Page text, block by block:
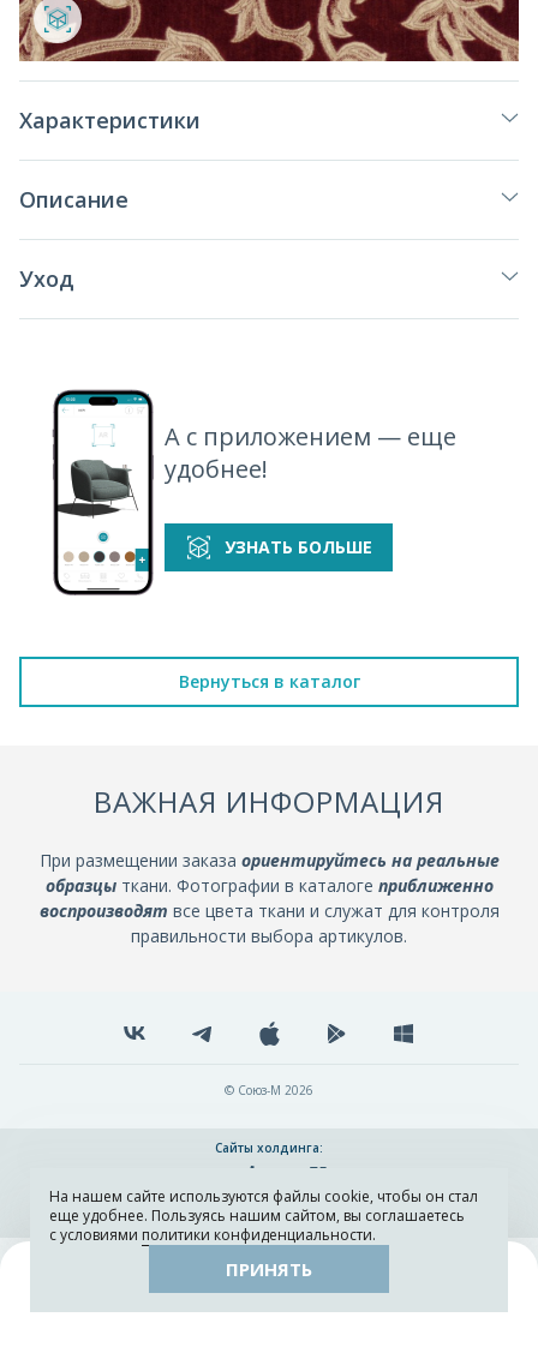
Каталог Остатки тканей
Характеристики
Описание
Уход
А с приложением — еще
удобнее!
УЗНАТЬ БОЛЬШЕ
Вернуться в каталог
ВАЖНАЯ ИНФОРМАЦИЯ
При размещении заказа ориентируйтесь на реальные
образцыткани. Фотографии в каталоге приближенно
воспроизводят все цвета ткани и служат для контроля
правильности выбора артикулов.
© Союз-М 2026
Сайты холдинга:
Разработка и поддержка сайта ADN
На нашем сайте используются файлы cookie, чтобы он стал
еще удобнее. Пользуясь нашим сайтом, вы соглашаетесь
с условиями политики конфиденциальности.
ПРИНЯТЬ